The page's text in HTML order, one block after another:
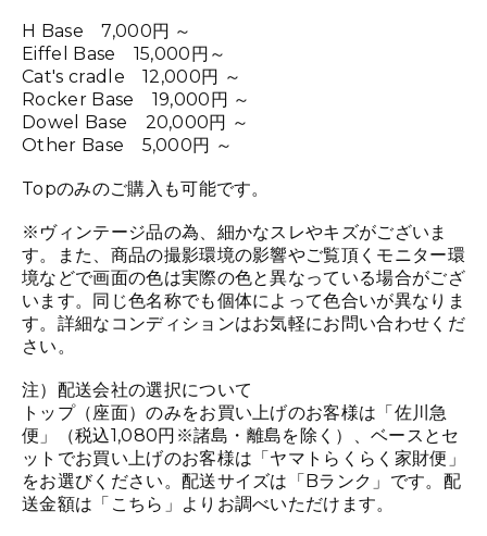
H Base 7,000円 ～
Eiffel Base 15,000円～
Cat's cradle 12,000円 ～
Rocker Base 19,000円 ～
Dowel Base 20,000円 ～
Other Base 5,000円 ～
Topのみのご購入も可能です。
※ヴィンテージ品の為、細かなスレやキズがございま
す。また、商品の撮影環境の影響やご覧頂くモニター環
境などで画面の色は実際の色と異なっている場合がござ
います。同じ色名称でも個体によって色合いが異なりま
す。詳細なコンディションはお気軽にお問い合わせくだ
さい。
注）配送会社の選択について
トップ（座面）のみをお買い上げのお客様は「佐川急
便」（税込1,080円※諸島・離島を除く）、ベースとセ
ットでお買い上げのお客様は「ヤマトらくらく家財便」
をお選びください。配送サイズは「Bランク」です。配
送金額は「 こちら 」よりお調べいただけます。